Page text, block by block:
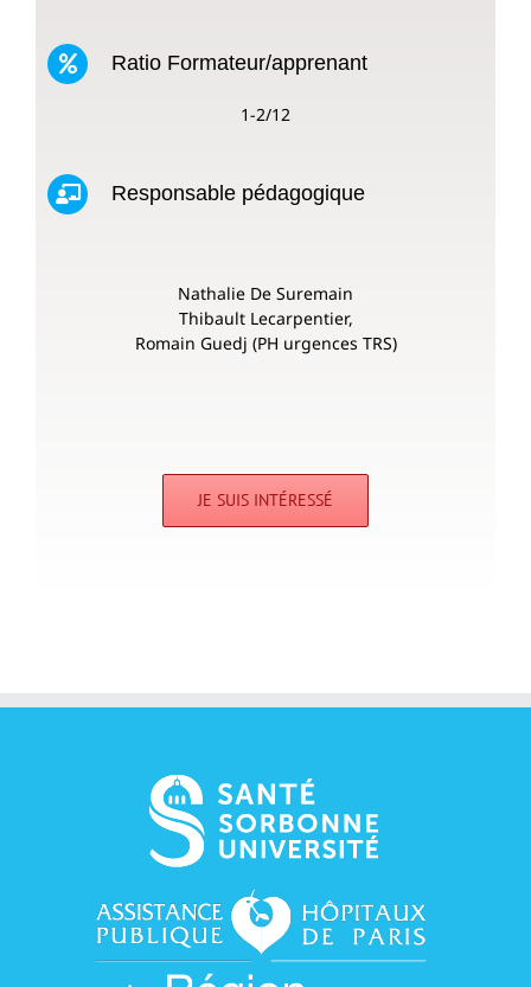
Ratio Formateur/apprenant
1-2/12
Responsable pédagogique
Nathalie De Suremain
Thibault Lecarpentier,
Romain Guedj (PH urgences TRS)
JE SUIS INTÉRESSÉ